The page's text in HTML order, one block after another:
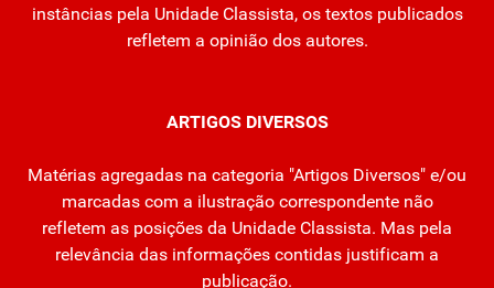
instâncias pela Unidade Classista, os textos publicados
refletem a opinião dos autores.
ARTIGOS DIVERSOS
Matérias agregadas na categoria "Artigos Diversos" e/ou
marcadas com a ilustração correspondente não
refletem as posições da Unidade Classista. Mas pela
relevância das informações contidas justificam a
publicação.